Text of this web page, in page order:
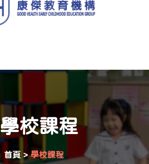
學校課程
首頁 >學校課程